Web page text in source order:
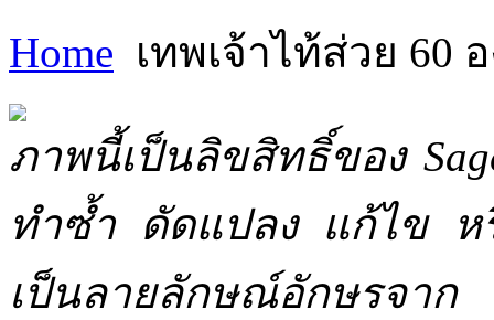
Home เทพเจ้าไท้ส่วย 60
ภาพนี้เป็นลิขสิทธิ์ของ
ทำซ้ำ ดัดแปลง แก้ไข ห
เป็นลายลักษณ์อักษรจาก